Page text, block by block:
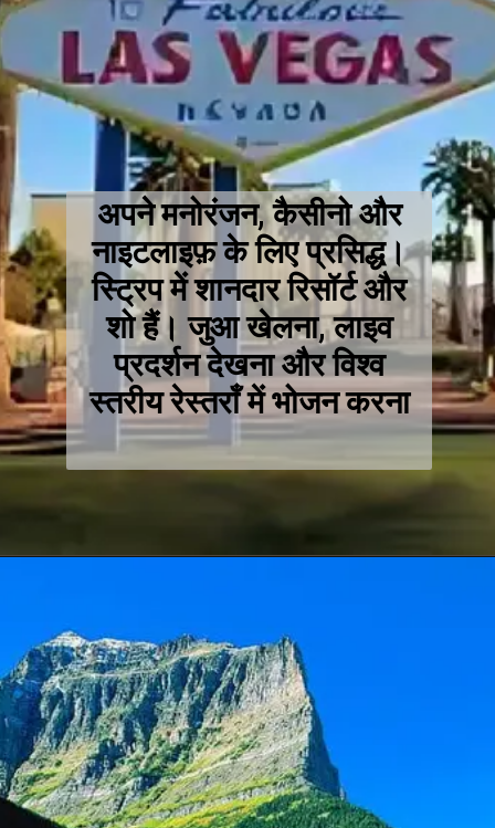
अपने मनोरंजन, कैसीनो और
नाइटलाइफ़ के लिए प्रसिद्ध।
स्ट्रिप में शानदार रिसॉर्ट और
शो हैं। जुआ खेलना, लाइव
प्रदर्शन देखना और विश्व
स्तरीय रेस्तराँ में भोजन करना